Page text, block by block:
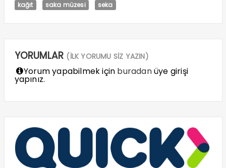
kağıt saka müzesi seka
YORUMLAR (İLK YORUMU SİZ YAZIN)
Yorum yapabilmek için buradanüye girişi
yapınız.